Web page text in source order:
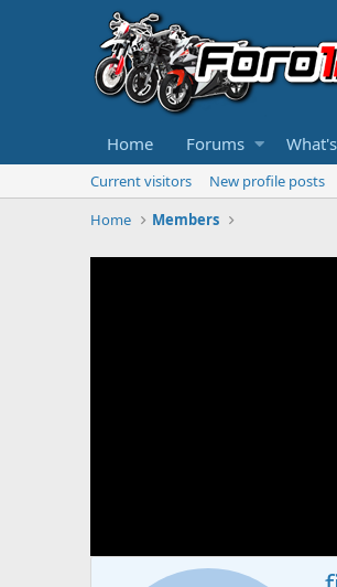
Home Forums
Current visitors New profile posts
Home
Members